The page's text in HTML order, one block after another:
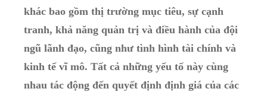
khác bao gồm thị trường mục tiêu, sự cạnh
tranh, khả năng quản trị và điều hành của đội
ngũ lãnh đạo, cũng như tình hình tài chính và
kinh tế vĩ mô. Tất cả những yếu tố này cùng
nhau tác động đến quyết định định giá của các